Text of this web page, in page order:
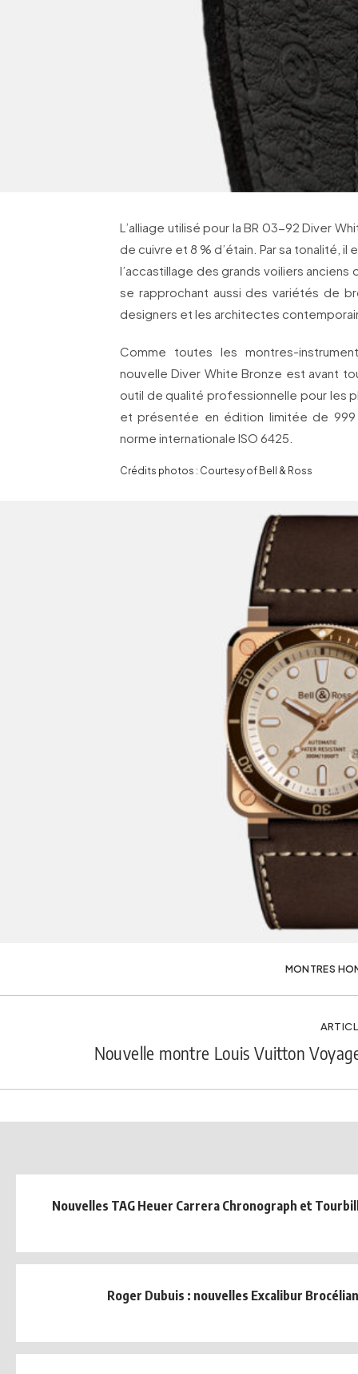
L’alliage utilisé pour la BR 03-92 Diver
de cuivre et 8 % d’étain. Par sa tonalité,
l’accastillage des grands voiliers
se rapprochant aussi des variétés de
designers et les architectes
Comme toutes les montres-
nouvelle Diver White Bronze est avant
outil de qualité professionnelle pour les
et présentée en édition limitée de
norme internationale ISO 6425.
Crédits photos : Courtesy of Bell & Ross
MONTRES
Nouvelle montre Louis Vuitton
Nouvelles TAG Heuer Carrera Chronograph et
Roger Dubuis : nouvelles Excalibur